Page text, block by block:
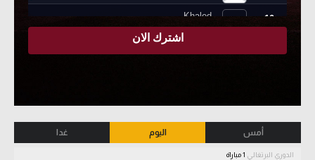
أمس اليوم غدا
الدوري البرتغالي